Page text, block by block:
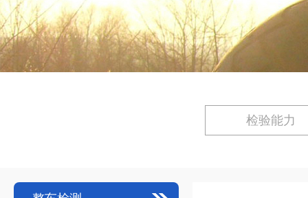
检验能力